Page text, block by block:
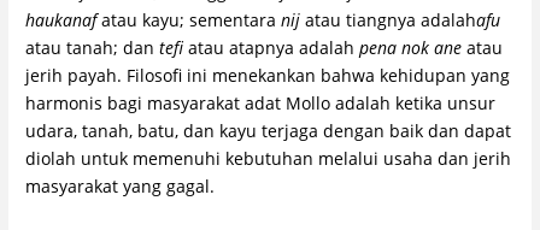
haukanafatau kayu; sementaranij atau tiangnya adalahafu
atau tanah; dantefi atau atapnya adalahpena nok ane atau
jerih payah. Filosofi ini menekankan bahwa kehidupan yang
harmonis bagi masyarakat adat Mollo adalah ketika unsur
udara, tanah, batu, dan kayu terjaga dengan baik dan dapat
diolah untuk memenuhi kebutuhan melalui usaha dan jerih
masyarakat yang gagal.